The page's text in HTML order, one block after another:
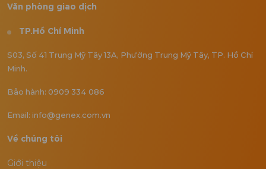
Văn phòng giao dịch
TP.Hồ Chí Minh
S03, Số 41 Trung Mỹ Tây 13A, Phường Trung Mỹ Tây, TP. Hồ Chí
Minh.
Bảo hành: 0909 334 086
Email: info@genex.com.vn
Về chúng tôi
Giới thiệu